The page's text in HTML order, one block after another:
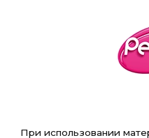
При использовании